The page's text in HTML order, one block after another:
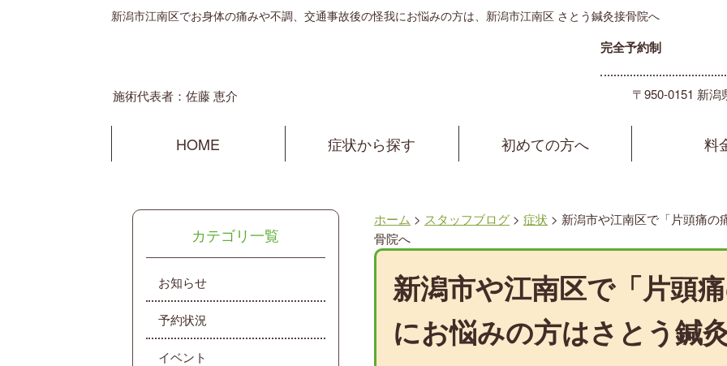
新潟市江南区でお身体の痛みや不調、交通事故後の怪我にお悩みの方は、新潟市江南区 さとう鍼灸接骨院へ
施術代表者：佐藤 恵介
完全予約制
〒950-0151 新
HOME 症状から探す 初めての方へ 料
ホーム > スタッフブログ > 症状 > 新潟市や江南区で「片頭痛の
骨院へ
新潟市や江南区で「片頭
にお悩みの方はさとう鍼
カテゴリ一覧
お知らせ
予約状況
イベント